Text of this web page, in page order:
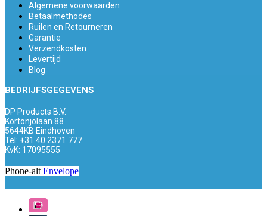
Algemene voorwaarden
Betaalmethodes
Ruilen en Retourneren
Garantie
Verzendkosten
Levertijd
Blog
BEDRIJFSGEGEVENS
DP Products B.V.
Kortonjolaan 88
5644KB Eindhoven
Tel: +31 40 2371 777
KvK: 17095555
Phone-alt Envelope